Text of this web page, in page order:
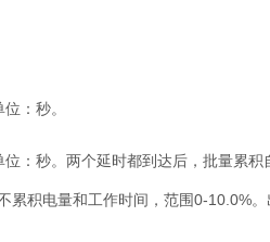
：秒。
：秒。两个延时都到达后，批量累积
累积电量和工作时间，范围0-10.0%。